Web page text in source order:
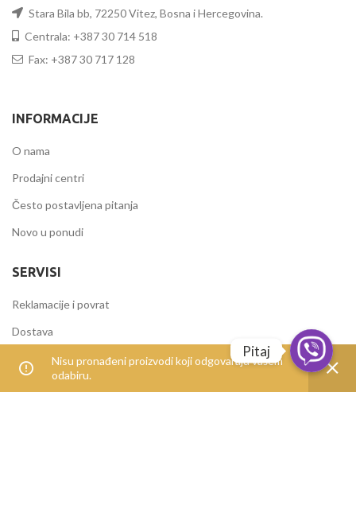
Nisu pronađeni proizvodi koji odgovaraju vašem
odabiru.
Stara Bila bb, 72250 Vitez, Bosna i Hercegovina.
Centrala: +387 30 714 518
Fax: +387 30 717 128
INFORMACIJE
O nama
Prodajni centri
Često postavljena pitanja
Novo u ponudi
SERVISI
Reklamacije i povrat
Dostava
Načini plaćanja
Pitaj